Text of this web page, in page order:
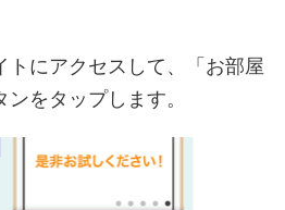
トにアクセスして、「お部屋
をタップします。